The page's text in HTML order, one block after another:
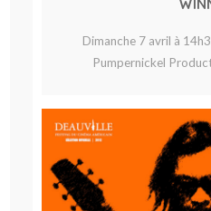
Dimanche 7 avril à
Pumpernickel